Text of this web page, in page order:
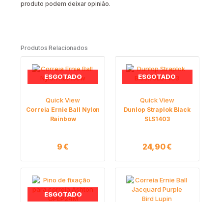
produto podem deixar opinião.
Produtos Relacionados
ESGOTADO
Quick View
Correia Ernie Ball Nylon
Rainbow
9€
ESGOTADO
Quick View
Dunlop Straplok Black
SLS1403
24,90€
ESGOTADO